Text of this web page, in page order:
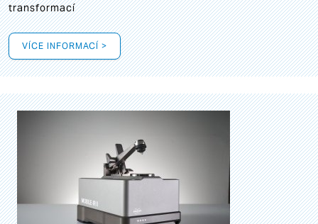
transformací
VÍCE INFORMACÍ >